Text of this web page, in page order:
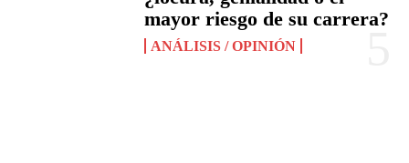
mayor riesgo de su carrera?
ANÁLISIS / OPINIÓN